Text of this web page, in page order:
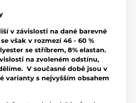
v závislosti na dané barevné
však v rozmezí 46 - 60 %
se stříbrem, 8% elastan.
na zvoleném odstínu,
V současné době jsou v
varianty s nejvyšším obsahem